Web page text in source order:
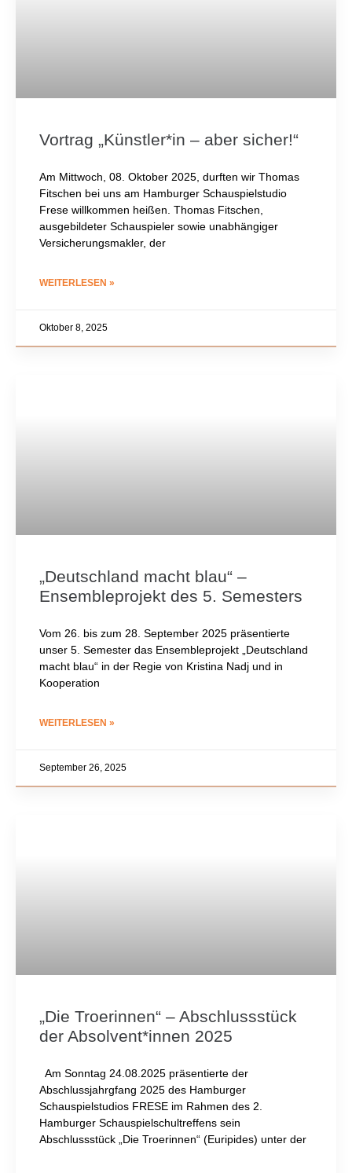
Vortrag „Künstler*in – aber sicher!“
Am Mittwoch, 08. Oktober 2025, durften wir Thomas
Fitschen bei uns am Hamburger Schauspielstudio
Frese willkommen heißen. Thomas Fitschen,
ausgebildeter Schauspieler sowie unabhängiger
Versicherungsmakler, der
WEITERLESEN »
Oktober 8, 2025
„Deutschland macht blau“ –
Ensembleprojekt des 5. Semesters
Vom 26. bis zum 28. September 2025 präsentierte
unser 5. Semester das Ensembleprojekt „Deutschland
macht blau“ in der Regie von Kristina Nadj und in
Kooperation
WEITERLESEN »
September 26, 2025
„Die Troerinnen“ – Abschlussstück
der Absolvent*innen 2025
Am Sonntag 24.08.2025 präsentierte der
Abschlussjahrgfang 2025 des Hamburger
Schauspielstudios FRESE im Rahmen des 2.
Hamburger Schauspielschultreffens sein
Abschlussstück „Die Troerinnen“ (Euripides) unter der